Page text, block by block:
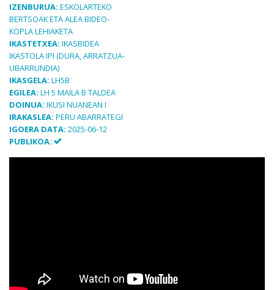
IZENBURUA: ESKOLARTEKO
BERTSOAK ETA ALEA BIDEO-
KOPLA LEHIAKETA
IKASTETXEA: IKASBIDEA
IKASTOLA IPI (DURA, ARRATZUA-
UBARRUNDIA)
IKASGELA: LH5B
EGILEA: LH 5 MAILA B TALDEA
DOINUA: IKUSI NUANEAN I
IRAKASLEA: PERU ABARRATEGI
IGOERA DATA: 2025-06-12
PUBLIKOA: